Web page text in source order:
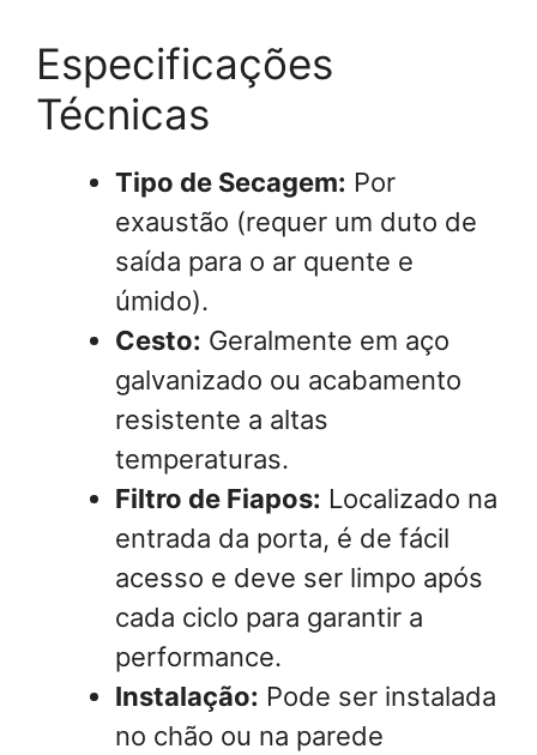
Especificações
Técnicas
Tipo de Secagem: Por
exaustão (requer um duto de
saída para o ar quente e
úmido).
Cesto: Geralmente em aço
galvanizado ou acabamento
resistente a altas
temperaturas.
Filtro de Fiapos: Localizado na
entrada da porta, é de fácil
acesso e deve ser limpo após
cada ciclo para garantir a
performance.
Instalação: Pode ser instalada
no chão ou na parede